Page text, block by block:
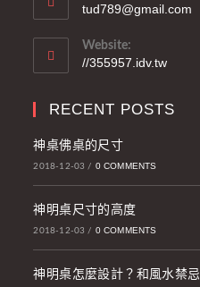
tud789@gmail.com
Website:
//355957.idv.tw
RECENT POSTS
神桌佛桌的尺寸
2018-12-03 / 0 COMMENTS
神明桌尺寸的高度
2018-12-03 / 0 COMMENTS
神明桌怎麼設計？和風水禁忌